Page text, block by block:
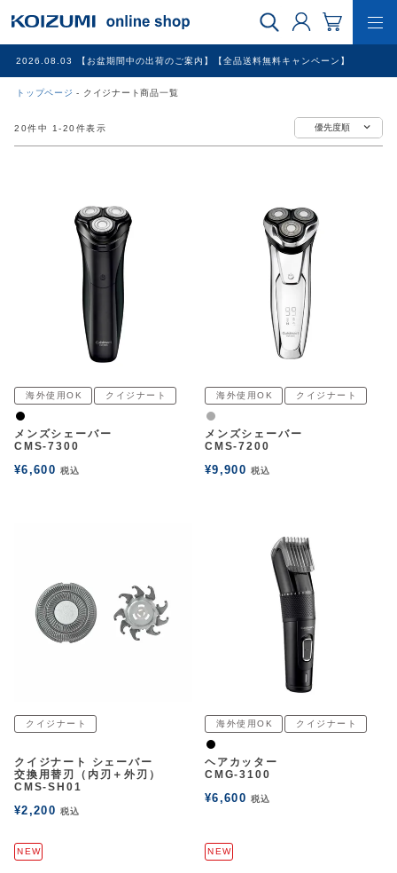
2026.08.03 【お盆期間中の出荷のご案内】【全品送料無料キャンペーン】
トップページ クイジナート商品一覧
調理家電
冷暖房家電
家具
その他
ブログ
お問い合わせ
優先度順
20件中 1 -20件表示
海外使用OK クイジナート
黒
メンズシェーバー
CMS-7300
¥6,600 税込
海外使用OK クイジナート
グレー
メンズシェーバー
CMS-7200
¥9,900 税込
クイジナート
クイジナート シェーバー
交換用替刃（内刃＋外刃）
CMS-SH01
¥2,200 税込
海外使用OK クイジナート
黒
ヘアカッター
CMG-3100
¥6,600 税込
NEW NEW